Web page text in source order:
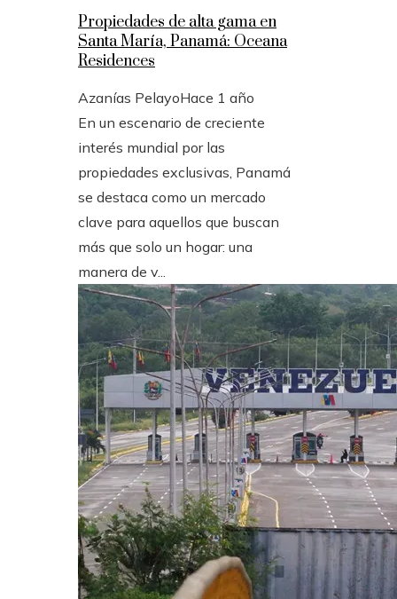
Propiedades de alta gama en
Santa María, Panamá: Oceana
Residences
Azanías PelayoHace 1 año
En un escenario de creciente
interés mundial por las
propiedades exclusivas, Panamá
se destaca como un mercado
clave para aquellos que buscan
más que solo un hogar: una
manera de v...